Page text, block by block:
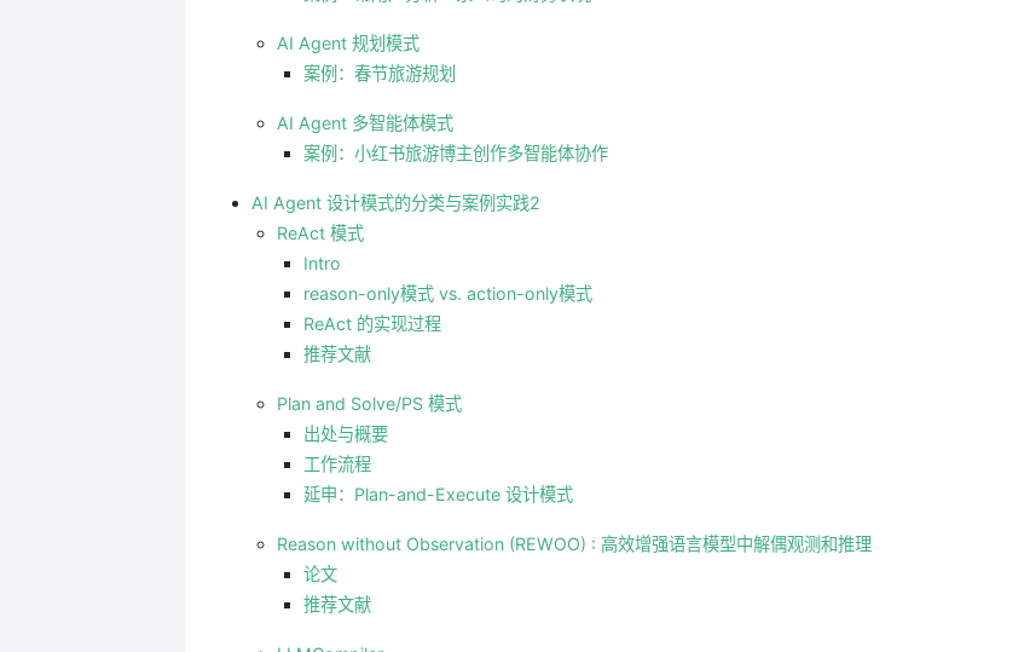
AI Agent 规划模式
案例：春节旅游规划
AI Agent 多智能体模式
案例：小红书旅游博主创作多智能体协作
AI Agent 设计模式的分类与案例实践2
ReAct 模式
Intro
reason-only模式 vs. action-only模式
ReAct 的实现过程
推荐文献
Plan and Solve/PS 模式
出处与概要
工作流程
延申：Plan-and-Execute 设计模式
Reason without Observation (REWOO) : 高效增强语言模型中解偶观测和推理
论文
推荐文献